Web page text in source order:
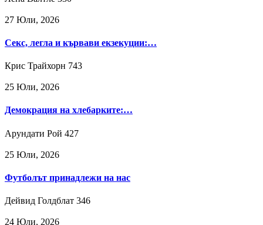
27 Юли, 2026
Секс, легла и кървави екзекуции:…
Крис Трайхорн 743
25 Юли, 2026
Демокрация на хлебарките:…
Арундати Рой 427
25 Юли, 2026
Футболът принадлежи на нас
Дейвид Голдблат 346
24 Юли, 2026